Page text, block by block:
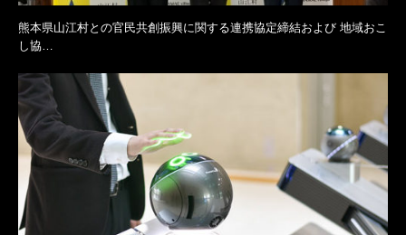
熊本県山江村との官民共創振興に関する連携協定締結および 地域おこ
し協…